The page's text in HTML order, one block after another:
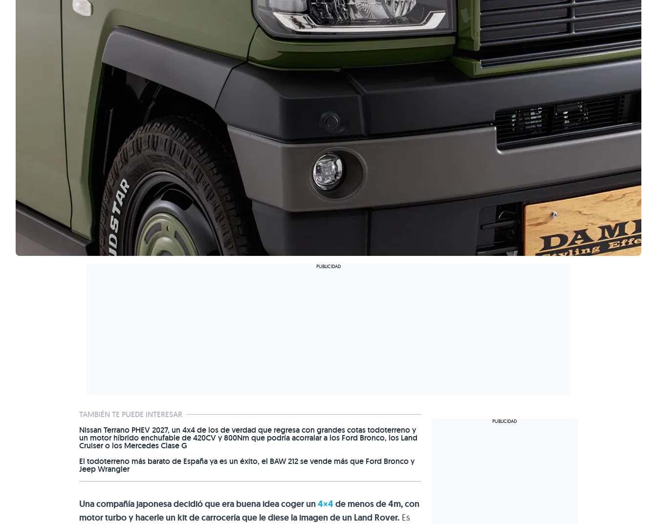
TAMBIÉN TE PUEDE INTERESAR
Nissan Terrano PHEV 2027, un 4x4 de los de verdad que regresa con grandes cotas todoterreno y
un motor híbrido enchufable de 420CV y 800Nm que podría acorralar a los Ford Bronco, los Land
Cruiser o los Mercedes Clase G
El todoterreno más barato de España ya es un éxito, el BAW 212 se vende más que Ford Bronco y
Jeep Wrangler
Una compañía japonesa decidió que era buena idea coger un4×4 de menos de 4m, con
motor turbo y hacerle un kit de carrocería que le diese la imagen de un Land Rover. Es